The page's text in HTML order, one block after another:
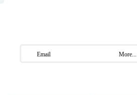
Email More...